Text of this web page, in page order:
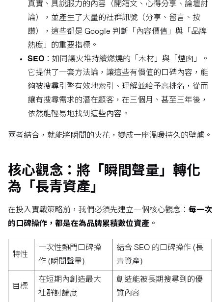
真實、具說服力的內容（開箱文、心得分享、論壇討
論），並產生了大量的社群訊號（分享、留言、按
讚），這些都是 Google 判斷「內容價值」與「品牌
熱度」的重要指標。
SEO ：如同讓火堆持續燃燒的「木材」與「煙囪」。
它提供了一套方法論，讓這些有價值的口碑內容，能
夠被搜尋引擎有效地索引、理解並給予高排名，從而
讓有搜尋需求的潛在顧客，在三個月、甚至三年後，
依然能輕易地找到這些內容。
兩者結合，就能將瞬間的火花，變成一座溫暖持久的壁爐。
核心觀念：將「瞬間聲量」轉化
為「長青資產」
在投入實戰策略前，我們必須先建立一個核心觀念： 每一次
的口碑操作，都是在為品牌累積數位資產 。
特性
一次性熱門口碑操
作 (瞬間聲量)
結合 SEO 的口碑操作 (長
青資產)
目標
在短期內創造最大
社群討論度
創造能被長期搜尋到的優
質內容